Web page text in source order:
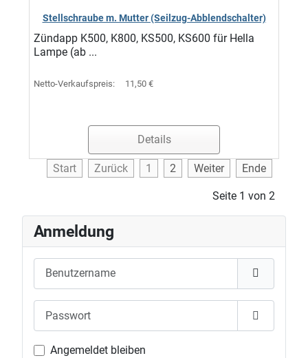
Stellschraube m. Mutter (Seilzug-Abblendschalter)
Zündapp K500, K800, KS500, KS600 für Hella
Lampe (ab ...
Netto-Verkaufspreis: 11,50 €
Details
Start Zurück 1 2 Weiter Ende
Seite 1 von 2
Anmeldung
Benutzername
Passwort
Angemeldet bleiben